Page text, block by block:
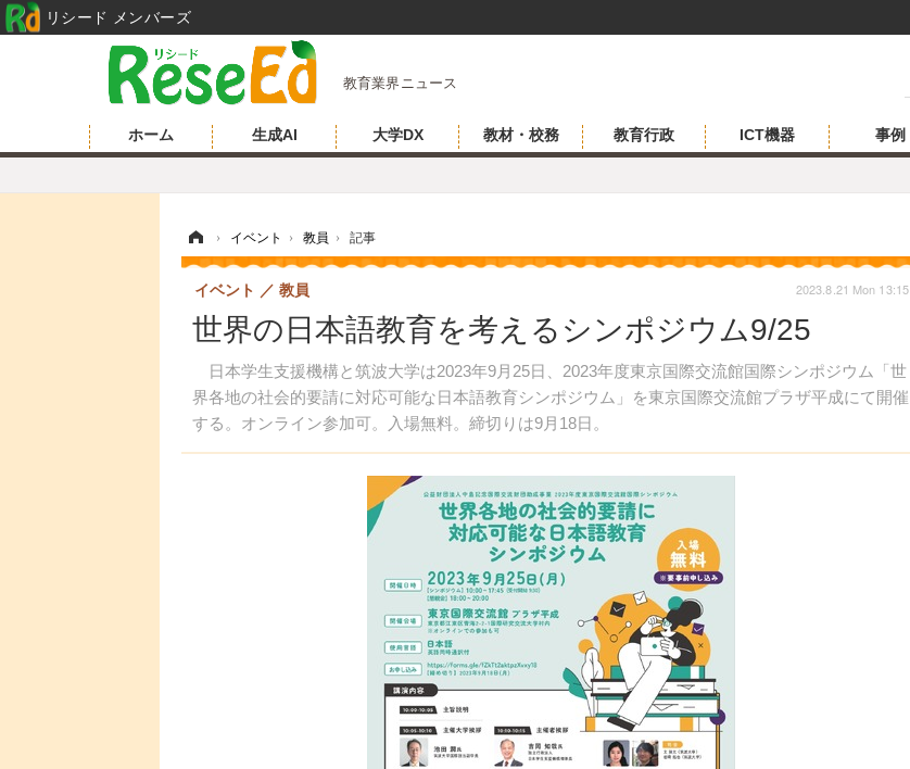
教育業界ニュース
ホーム 生成AI 大学DX 教材・校務 教育行政 ICT機器 事例
› イベント › 教員 › 記事
世界の日本語教育を考えるシンポジウム9/25
日本学生支援機構と筑波大学は2023年9月25日、2023年度東京国際交流館国際シンポジウム「世
界各地の社会的要請に対応可能な日本語教育シンポジウム」を東京国際交流館プラザ平成にて開催
する。オンライン参加可。入場無料。締切りは9月18日。
イベント 教員 2023.8.21 Mon 13:15
リシード メンバーズ